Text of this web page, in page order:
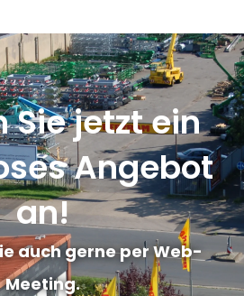
Sie jetzt ein
Angebot
an!
auch gerne per Web-
Meeting.